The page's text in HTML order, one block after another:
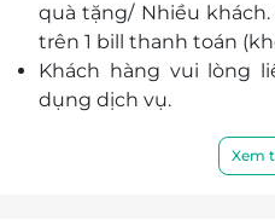
quà tặng/ Nhiều
trên 1 bill thanh toán
Khách hàng vui lòng
dụng dịch vụ.
trình khuyến mại khácXem